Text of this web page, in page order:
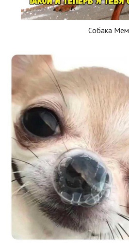
Собака Мем